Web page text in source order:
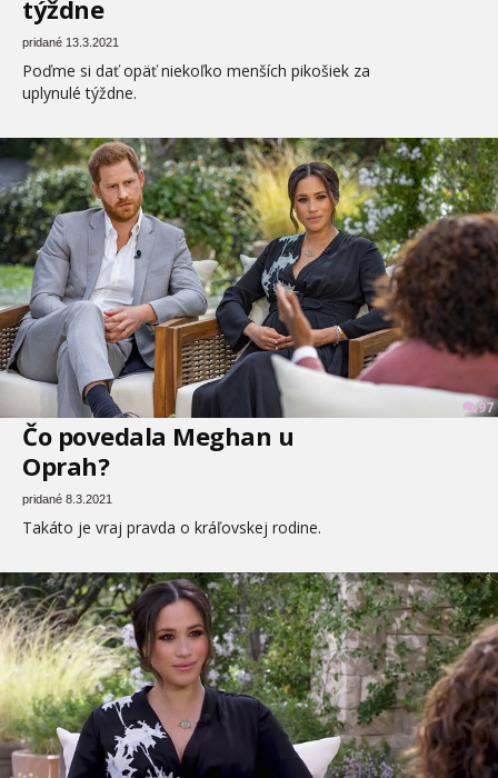
týždne
pridané 13.3.2021
Poďme si dať opäť niekoľko menších pikošiek za
uplynulé týždne.
97
Čo povedala Meghan u
Oprah?
pridané 8.3.2021
Takáto je vraj pravda o kráľovskej rodine.